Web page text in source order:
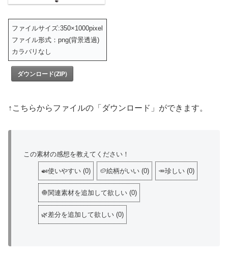
ファイルサイズ:350×1000pixel
ファイル形式：png(背景透過)
カラバリなし
ダウンロード(ZIP)
↑こちらからファイルの「ダウンロード」ができます。
この素材の感想を教えてください！
🍛使いやすい (0) 🥔絵柄がいい (0) 🥕珍しい (0)
🧅関連素材を追加して欲しい (0)
🌿差分を追加して欲しい (0)